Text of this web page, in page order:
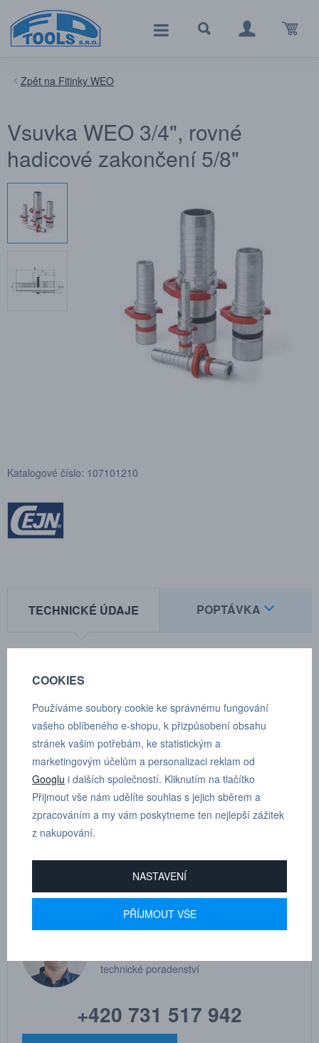
Fitinky WEO
Vsuvka WEO 3/4", rovné
hadicové zakončení 5/8"
Katalogové číslo: 107101210
TECHNICKÉ ÚDAJE POPTÁVKA
Maximální pracovní tlak: 350 bar
Rozměry produktu: A 23 mm, B 77,5 mm, C 31 mm, D 12 mm, F
43,3 mm
Podle závitu: WEO 3/4"
technické poradenství
+420 731 517 942
COOKIES
Používáme soubory cookie ke správnému fungování
vašeho oblíbeného e-shopu, k přizpůsobení obsahu
stránek vašim potřebám, ke statistickým a
marketingovým účelům a personalizaci reklam od
Googlu i dalších společností. Kliknutím na tlačítko
Přijmout vše nám udělíte souhlas s jejich sběrem a
zpracováním a my vám poskytneme ten nejlepší zážitek
z nakupování.
NASTAVENÍ
PŘÍJMOUT VŠE